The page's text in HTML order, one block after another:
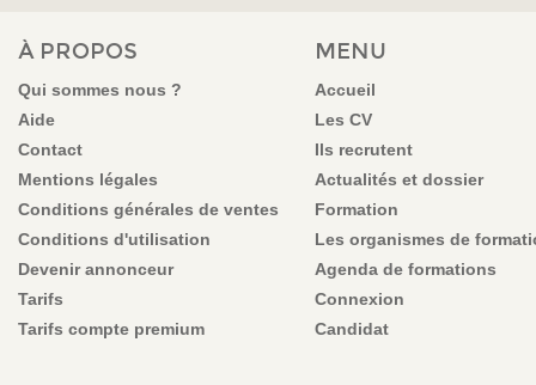
VOUS ÊTES ICI
À PROPOS
Qui sommes nous ?
Aide
Contact
Mentions légales
Conditions générales de ventes
Conditions d'utilisation
Devenir annonceur
Tarifs
Tarifs compte premium
MENU
Accueil
Les CV
Ils recrutent
Actualités et dossier
Formation
Les organismes de
Agenda de formations
Connexion
Candidat